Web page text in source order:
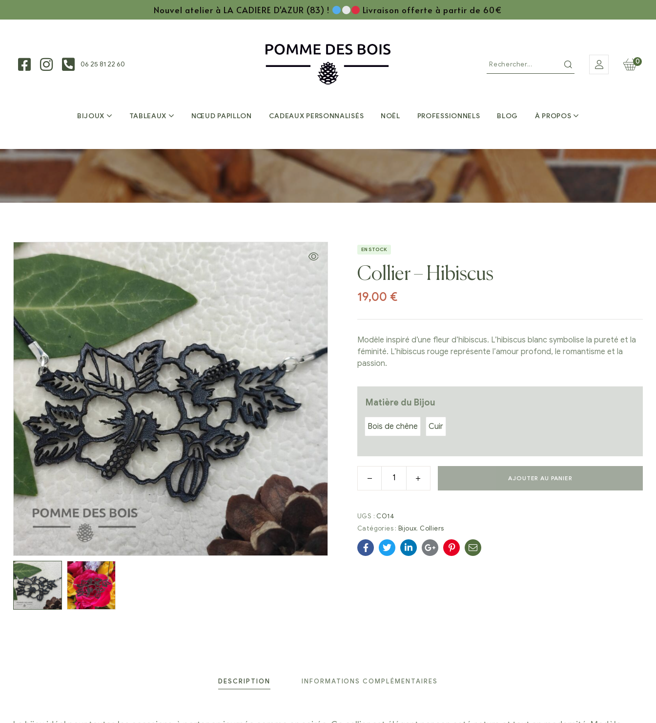
Nouvel atelier à LA CADIERE D'AZUR (83) ! Livraison offerte à partir de 60€
06 25 81 22 60 0
BIJOUX TABLEAUX NŒUD PAPILLON CADEAUX PERSONNALISÉS NOËL PROFESSIONNELS BLOG À PROPOS
EN STOCK
Collier – Hibiscus
19,00 €
Modèle inspiré d’une fleur d’hibiscus. L’hibiscus blanc symbolise la pureté et la
féminité. L’hibiscus rouge représente l’amour profond, le romantisme et la
passion.
Matière du Bijou
Bois de chêne Cuir
AJOUTER AU PANIER
UGS : CO14
Catégories :Bijoux, Colliers
Facebook
TwitterLinkedinGoogle+Pinterest
E-
DESCRIPTION INFORMATIONS COMPLÉMENTAIRES